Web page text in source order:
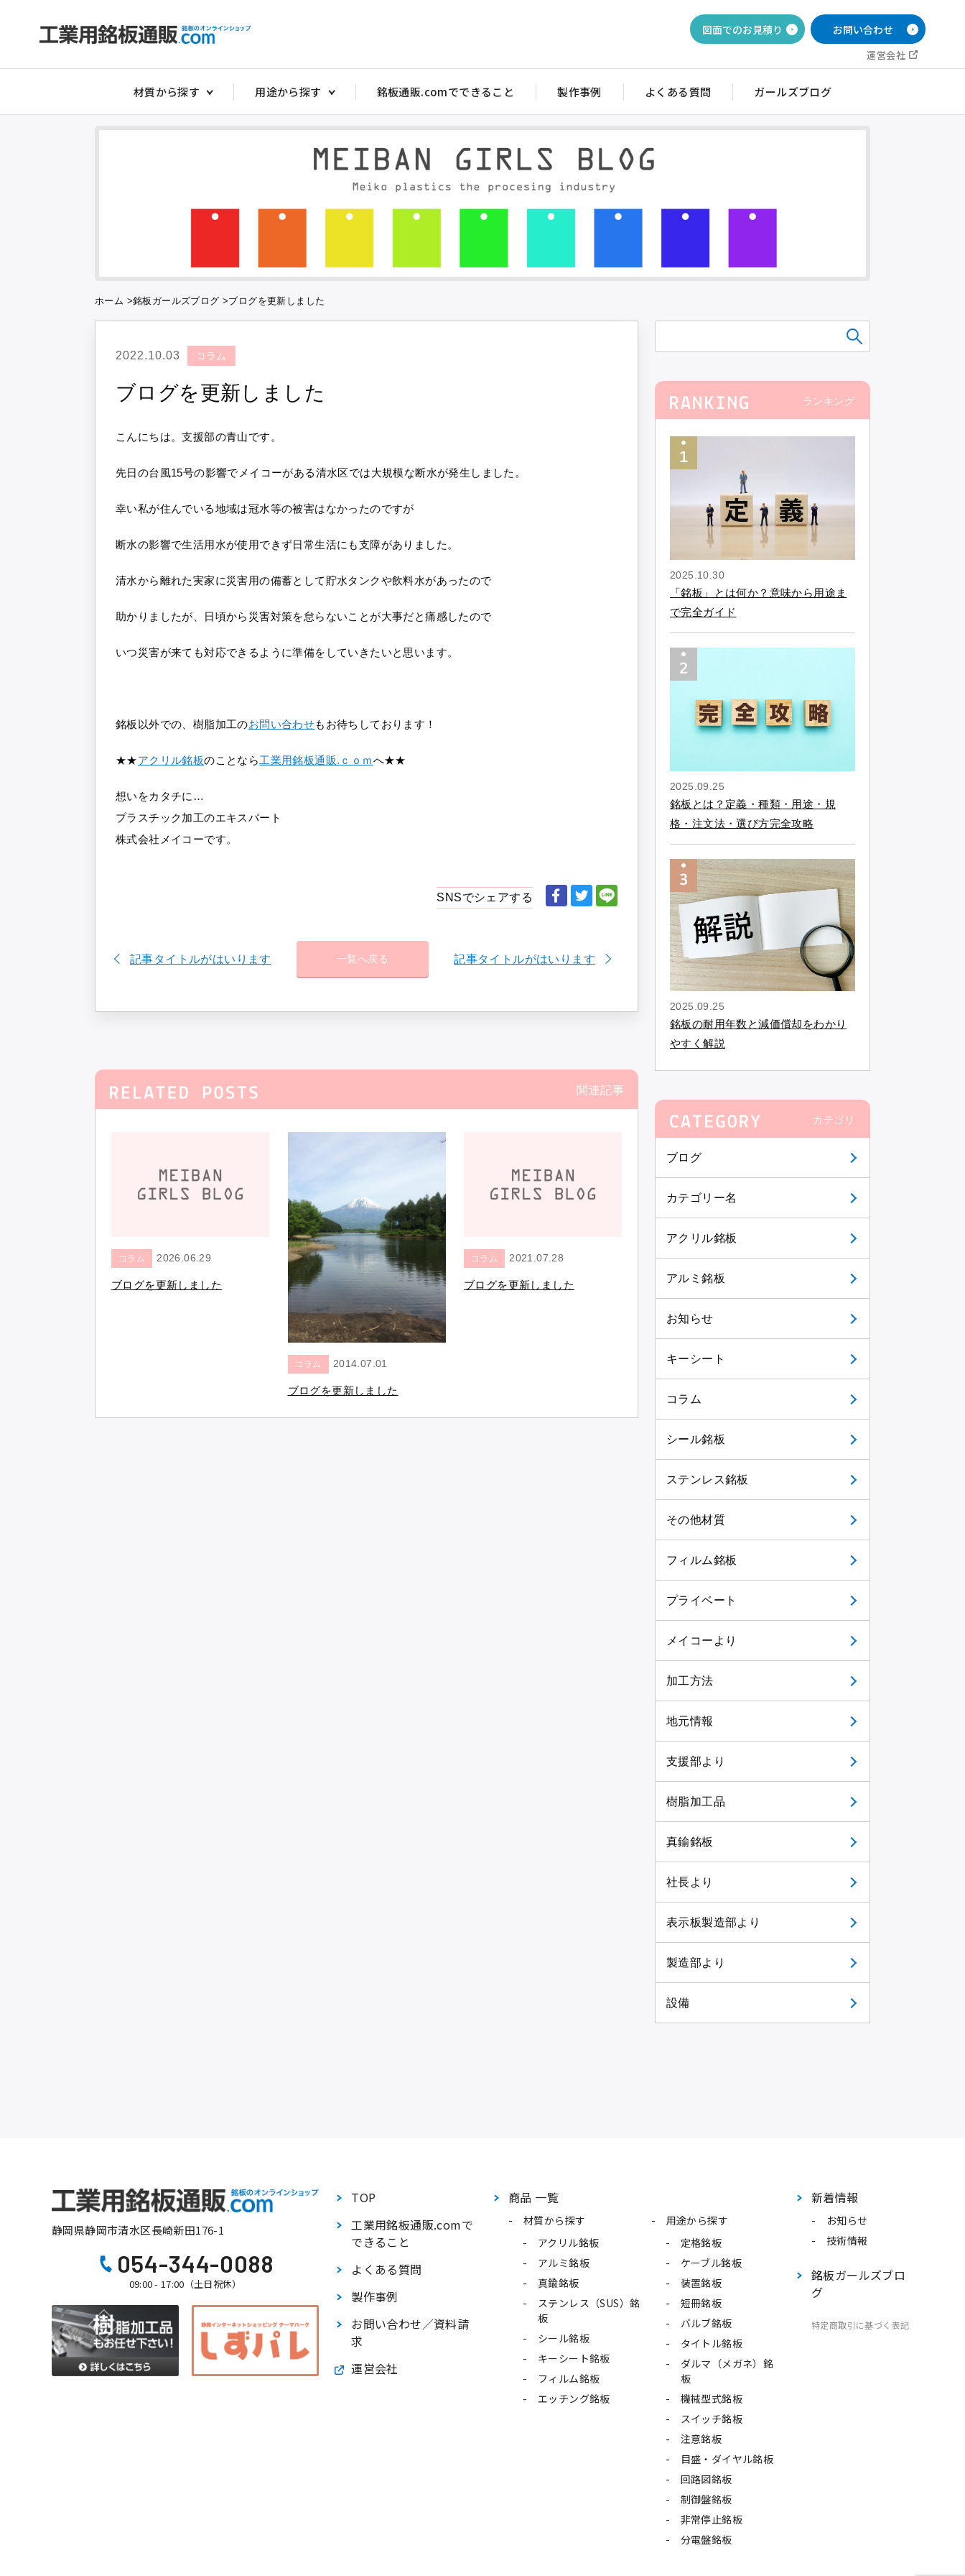
図面でのお見積り お問い合わせ
運営会社
材質から探す
非常停止銘板
アクリルスイッチ銘板
アクリルダルマ銘板 PW型
アクリル注意銘板
アクリル部品目盛彫刻
アクリルダルマ（メガネ）銘板 PW型
アクリル注意銘板
アクリルスイッチ銘板
アクリルバルブ銘板
用途から探す 銘板通販.comでできること 製作事例 よくある質問 ガールズブログ
ランキング
2025.10.30
「銘板」とは何か？意味から用途ま
で完全ガイド
2025.09.25
銘板とは？定義・種類・用途・規
格・注文法・選び方完全攻略
2025.09.25
銘板の耐用年数と減価償却をわかり
やすく解説
カテゴリ
ブログ
カテゴリー名
アクリル銘板
アルミ銘板
お知らせ
キーシート
コラム
シール銘板
ステンレス銘板
その他材質
フィルム銘板
プライベート
メイコーより
加工方法
地元情報
支援部より
樹脂加工品
真鍮銘板
社長より
表示板製造部より
製造部より
設備
ホーム >銘板ガールズブログ >ブログを更新しました
2022.10.03 コラム
ブログを更新しました
こんにちは。支援部の青山です。
先日の台風15号の影響でメイコーがある清水区では大規模な断水が発生しました。
幸い私が住んでいる地域は冠水等の被害はなかったのですが
断水の影響で生活用水が使用できず日常生活にも支障がありました。
清水から離れた実家に災害用の備蓄として貯水タンクや飲料水があったので
助かりましたが、日頃から災害対策を怠らないことが大事だと痛感したので
いつ災害が来ても対応できるように準備をしていきたいと思います。
銘板以外での、樹脂加工のお問い合わせもお待ちしております！
★★アクリル銘板のことなら工業用銘板通販.ｃｏｍへ★★
想いをカタチに…
プラスチック加工のエキスパート
株式会社メイコーです。
SNSでシェアする
記事タイトルがはいります 一覧へ戻る 記事タイトルがはいります
関連記事
コラム 2026.06.29
ブログを更新しました
コラム 2014.07.01
ブログを更新しました
コラム 2021.07.28
ブログを更新しました
静岡県静岡市清水区長崎新田176-1
054-344-0088
09:00 - 17:00（土日祝休）
TOP
工業用銘板通販.comで
できること
よくある質問
製作事例
お問い合わせ／資料請
求
運営会社
商品 一覧
材質から探す
アクリル銘板
アルミ銘板
真鍮銘板
ステンレス（SUS）銘
板
シール銘板
キーシート銘板
フィルム銘板
エッチング銘板
用途から探す
定格銘板
ケーブル銘板
装置銘板
短冊銘板
バルブ銘板
タイトル銘板
ダルマ（メガネ）銘
板
機械型式銘板
スイッチ銘板
注意銘板
目盛・ダイヤル銘板
回路図銘板
制御盤銘板
非常停止銘板
分電盤銘板
新着情報
お知らせ
技術情報
銘板ガールズブロ
グ
特定商取引に基づく表記